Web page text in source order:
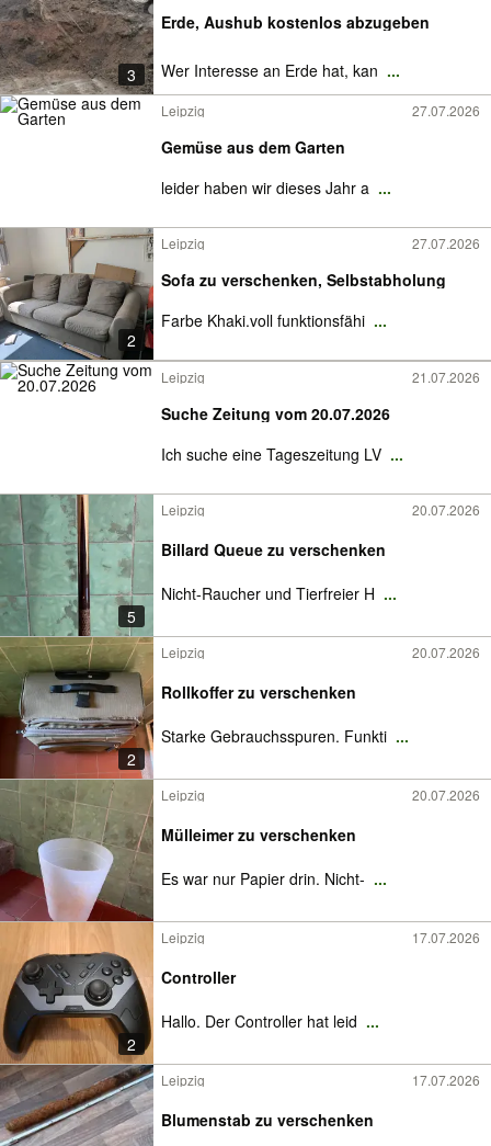
3
Erde, Aushub kostenlos abzugeben
Wer Interesse an Erde hat, kan ...
Leipzig 27.07.2026
Gemüse aus dem Garten
leider haben wir dieses Jahr a ...
2
Leipzig 27.07.2026
Sofa zu verschenken, Selbstabholung
Farbe Khaki.voll funktionsfähi ...
Leipzig 21.07.2026
Suche Zeitung vom 20.07.2026
Ich suche eine Tageszeitung LV ...
5
Leipzig 20.07.2026
Billard Queue zu verschenken
Nicht-Raucher und Tierfreier H ...
2
Leipzig 20.07.2026
Rollkoffer zu verschenken
Starke Gebrauchsspuren. Funkti ...
Leipzig 20.07.2026
Mülleimer zu verschenken
Es war nur Papier drin. Nicht- ...
2
Leipzig 17.07.2026
Controller
Hallo. Der Controller hat leid ...
Leipzig 17.07.2026
Blumenstab zu verschenken